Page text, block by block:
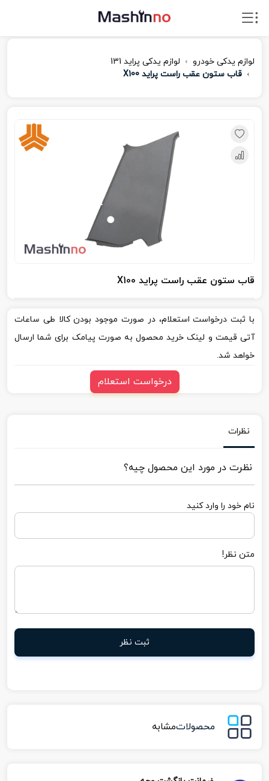
لوازم یدکی خودرو
لوازم یدکی پراید 131
قاب ستون عقب راست پراید X100
قاب ستون عقب راست پراید X100
با ثبت درخواست استعلام، در صورت موجود بودن کالا طی ساعات
آتی قیمت و لینک خرید محصول به صورت پیامک برای شما ارسال
خواهد شد.
درخواست استعلام
نظرات
نظرت در مورد این محصول چیه؟
نام خود را وارد کنید
متن نظر!
ثبت نظر
محصولاتمشابه